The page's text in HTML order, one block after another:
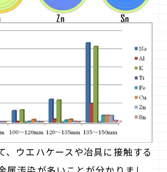
、ウエハケースや冶具に接触する